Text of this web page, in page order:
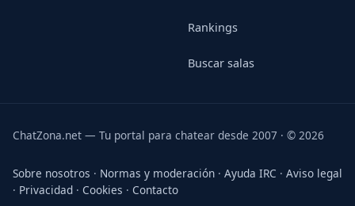
Rankings
Buscar salas
ChatZona.net — Tu portal para chatear desde 2007 · © 2026
Sobre nosotros · Normas y moderación · Ayuda IRC · Aviso legal
· Privacidad · Cookies · Contacto